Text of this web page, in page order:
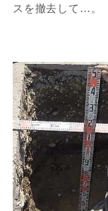
スを撤去して…。